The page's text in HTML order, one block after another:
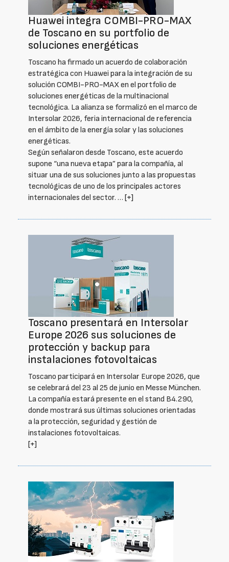
Huawei integra COMBI-PRO-MAX
de Toscano en su portfolio de
soluciones energéticas
Toscano ha firmado un acuerdo de colaboración
estratégica con Huawei para la integración de su
solución COMBI-PRO-MAX en el portfolio de
soluciones energéticas de la multinacional
tecnológica. La alianza se formalizó en el marco de
Intersolar 2026, feria internacional de referencia
en el ámbito de la energía solar y las soluciones
energéticas.
Según señalaron desde Toscano, este acuerdo
supone “una nueva etapa” para la compañía, al
situar una de sus soluciones junto a las propuestas
tecnológicas de uno de los principales actores
internacionales del sector. … [+]
Toscano presentará en Intersolar
Europe 2026 sus soluciones de
protección y backup para
instalaciones fotovoltaicas
Toscano participará en Intersolar Europe 2026, que
se celebrará del 23 al 25 de junio en Messe München.
La compañía estará presente en el stand B4.290,
donde mostrará sus últimas soluciones orientadas
a la protección, seguridad y gestión de
instalaciones fotovoltaicas.
[+]